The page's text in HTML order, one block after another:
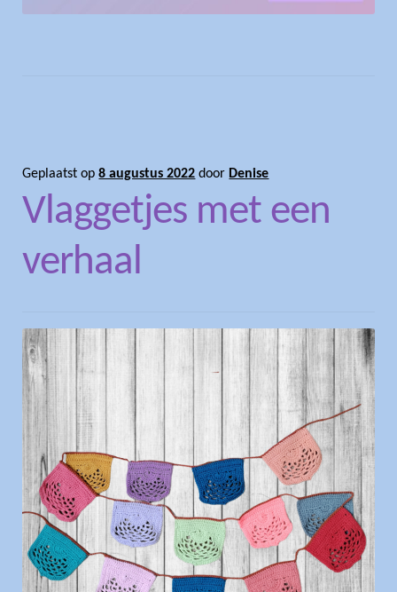
Geplaatst op8 augustus 2022 door Denise
Vlaggetjes met een
verhaal